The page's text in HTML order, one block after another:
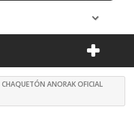
CHAQUETÓN ANORAK OFICIAL